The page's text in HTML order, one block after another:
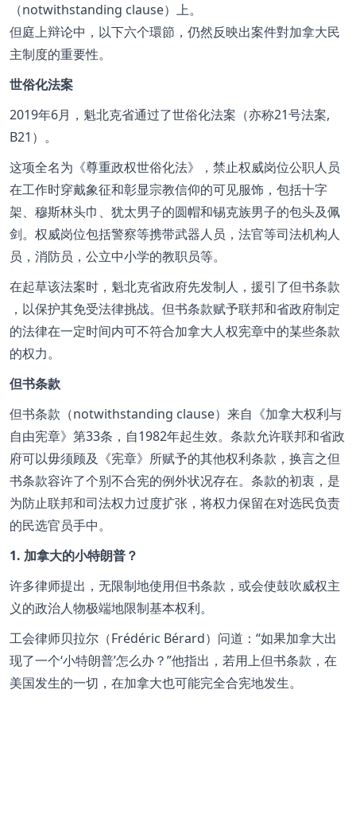
（notwithstanding clause）上。
但庭上辩论中，以下六个環節，仍然反映出案件對加拿大民
主制度的重要性。
世俗化法案
2019年6月，魁北克省通过了世俗化法案（亦称21号法案,
B21）。
这项全名为《尊重政权世俗化法》，禁止权威岗位公职人员
在工作时穿戴象征和彰显宗教信仰的可见服饰，包括十字
架、穆斯林头巾、犹太男子的圆帽和锡克族男子的包头及佩
剑。权威岗位包括警察等携带武器人员，法官等司法机构人
员，消防员，公立中小学的教职员等。
在起草该法案时，魁北克省政府先发制人，援引了但书条款
，以保护其免受法律挑战。但书条款赋予联邦和省政府制定
的法律在一定时间内可不符合加拿大人权宪章中的某些条款
的权力。
但书条款
但书条款（notwithstanding clause）来自《加拿大权利与
自由宪章》第33条，自1982年起生效。条款允许联邦和省政
府可以毋须顾及《宪章》所赋予的其他权利条款，换言之但
书条款容许了个别不合宪的例外状况存在。条款的初衷，是
为防止联邦和司法权力过度扩张，将权力保留在对选民负责
的民选官员手中。
1. 加拿大的小特朗普？
许多律师提出，无限制地使用但书条款，或会使鼓吹威权主
义的政治人物极端地限制基本权利。
工会律师贝拉尔（Frédéric Bérard）问道： 如果加拿大出
现了一个‘小特朗普’怎么办？ 他指出，若用上但书条款，在
美国发生的一切，在加拿大也可能完全合宪地发生。